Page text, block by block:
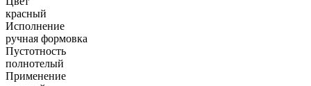
красный
Исполнение
ручная формовка
Пустотность
полнотелый
Применение